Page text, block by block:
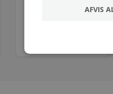
Varenr.: 475151060AFVIS